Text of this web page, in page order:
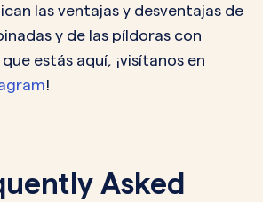
las ventajas y desventajas de
y de las píldoras con
estás aquí, ¡visítanos en
!
Asked